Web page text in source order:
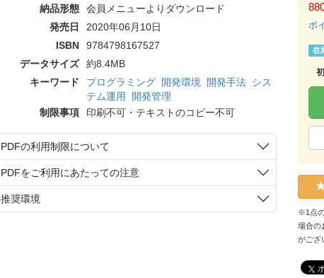
納品形態
会員メニューよりダウンロード
発売日
2020年06月10日
ISBN
9784798167527
データサイズ
約8.4MB
キーワード
プログラミング 開発環境 開発手法 シス
テム運用
開発管理
制限事項
印刷不可・テキストのコピー不可
PDFの利用制限について
PDFをご利用にあたっての注意
推奨環境
ポ
在
※1点
場合の
がござ